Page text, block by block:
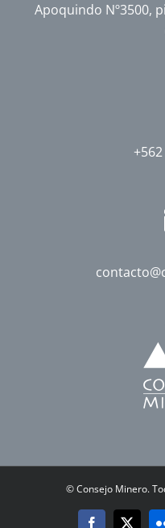
Apoquindo Nº3500,
©Consejo Minero.